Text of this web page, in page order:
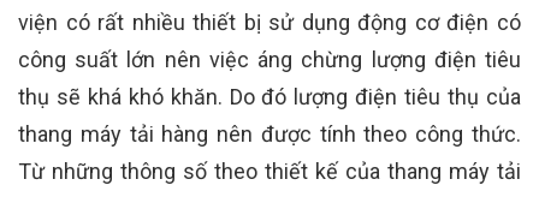
viện có rất nhiều thiết bị sử dụng động cơ điện có
công suất lớn nên việc áng chừng lượng điện tiêu
thụ sẽ khá khó khăn. Do đó lượng điện tiêu thụ của
thang máy tải hàng nên được tính theo công thức.
Từ những thông số theo thiết kế của thang máy tải